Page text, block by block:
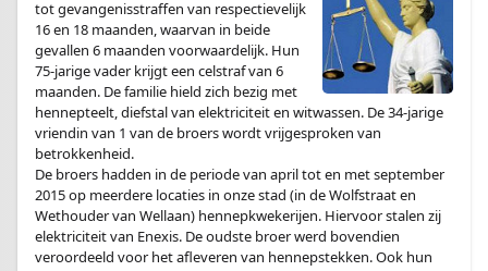
tot gevangenisstraffen van respectievelijk
16 en 18 maanden, waarvan in beide
gevallen 6 maanden voorwaardelijk. Hun
75-jarige vader krijgt een celstraf van 6
maanden. De familie hield zich bezig met
hennepteelt, diefstal van elektriciteit en witwassen. De 34-jarige
vriendin van 1 van de broers wordt vrijgesproken van
betrokkenheid.
De broers hadden in de periode van april tot en met september
2015 op meerdere locaties in onze stad (in de Wolfstraat en
Wethouder van Wellaan) hennepkwekerijen. Hiervoor stalen zij
elektriciteit van Enexis. De oudste broer werd bovendien
veroordeeld voor het afleveren van hennepstekken. Ook hun